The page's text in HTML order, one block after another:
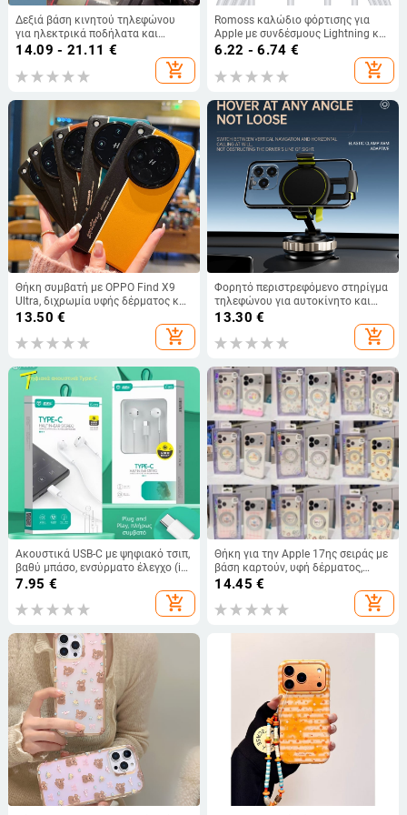
Δεξιά βάση κινητού τηλεφώνου
για ηλεκτρικά ποδήλατα και
μοτοσικλέτες, τοποθέτηση στον
14.09 - 21.11 €
add_shopping_cart
Romoss καλώδιο φόρτισης για
Apple με συνδέσμους Lightning και
Mini USB, USB κάλυμα μεταφοράς
δεδομένων, γρήγορη φόρτιση, 3C
πιστοποίηση, μήκος 1–2 m, λευκό
6.22 - 6.74 €
add_shopping_cart
Θήκη συμβατή με OPPO Find X9
Ultra, διχρωμία υφής δέρματος και
φθορίζουσες γραμμές, GT8Pro
13.50 €
add_shopping_cart
Φορητό περιστρεφόμενο στηρίγμα
τηλεφώνου για αυτοκίνητο και
γραφείο, ultra-λεπτό, από κράμα
αλουμινίου, πολυλειτουργικό
13.30 €
add_shopping_cart
Ακουστικά USB-C με ψηφιακό τσιπ,
βαθύ μπάσο, ενσύρματο έλεγχο (in-
ear)
7.95 €
add_shopping_cart
Θήκη για την Apple 17ης σειράς με
βάση καρτούν, υφή δέρματος,
φρέσκο στυλ κινουμένων σχεδίων,
σύνδεση 360°
14.45 €
add_shopping_cart